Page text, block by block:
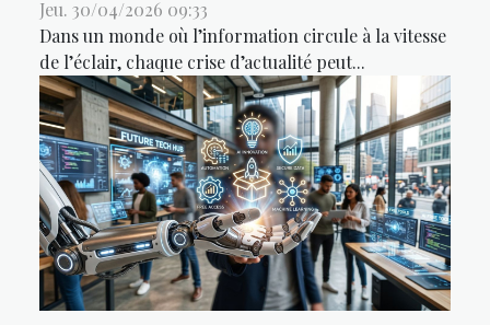
Jeu. 30/04/2026 09:33
Dans un monde où l’information circule à la vitesse
de l’éclair, chaque crise d’actualité peut...